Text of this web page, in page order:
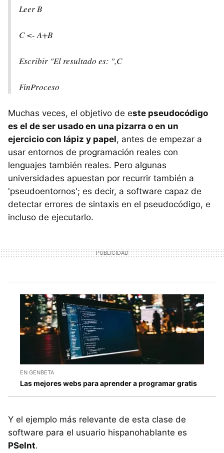
Leer B
C <- A+B
Escribir "El resultado es: ",C
FinProceso
Muchas veces, el objetivo de este pseudocódigo
es el de ser usado en una pizarra o en un
ejercicio con lápiz y papel, antes de empezar a
usar entornos de programación reales con
lenguajes también reales. Pero algunas
universidades apuestan por recurrir también a
'pseudoentornos'; es decir, a software capaz de
detectar errores de sintaxis en el pseudocódigo, e
incluso de ejecutarlo.
EN GENBETA
Las mejores webs para aprender a programar gratis
Y el ejemplo más relevante de esta clase de
software para el usuario hispanohablante es
PSeInt.